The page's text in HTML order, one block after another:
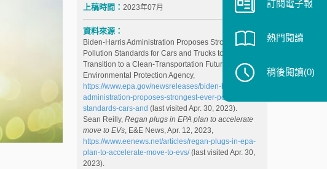
上稿時間： 2023年07月
資料來源：
Biden-Harris Administration Proposes Strongest-Ever
Pollution Standards for Cars and Trucks to Accelerate
Transition to a Clean-Transportation Future, U.S.
Environmental Protection Agency,
https://www.epa.gov/newsreleases/biden-harris-
administration-proposes-strongest-ever-pollution-
standards-cars-and (last visited Apr. 30, 2023).
Sean Reilly, Regan plugs in EPA plan to accelerate
move to EVs, E&E News, Apr. 12, 2023,
https://www.eenews.net/articles/regan-plugs-in-epa-
plan-to-accelerate-move-to-evs/(last visited Apr. 30,
2023).
訂閱電子報
熱門閱讀
稍後閱讀(0)